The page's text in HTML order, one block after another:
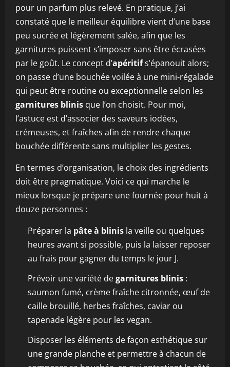
pour un parfum plus relevé. En pratique, j’ai
constaté que le meilleur équilibre vient d’une base
peu sucrée et légèrement salée, afin que les
garnitures puissent s’imposer sans être écrasées
par le goût. Le concept d’apéritifs’épanouit alors;
on passe d’une bouchée voilée à une mini‑régalade
qui peut être routine ou exceptionnelle selon les
garnitures blinis que l’on choisit. Pour moi,
l’astuce est d’associer des saveurs iodées,
crémeuses, et fraîches afin de rendre chaque
bouchée différente sans multiplier les gestes.
En termes d’organisation, le choix des ingrédients
doit être pragmatique. Voici ce qui marche le
mieux lorsque je prépare une fournée pour huit à
douze personnes :
Préparer la pâte à blinis la veille ou quelques
heures avant si possible, puis la laisser reposer
au frais pour gagner du temps le jour J.
Prévoir une variété degarnitures blinis :
saumon fumé, crème fraîche citronnée, œuf de
caille brouillé, herbes fraîches, caviar ou
tapenade légère pour les vegan.
Disposer les éléments de façon esthétique sur
une grande planche et permettre à chacun de